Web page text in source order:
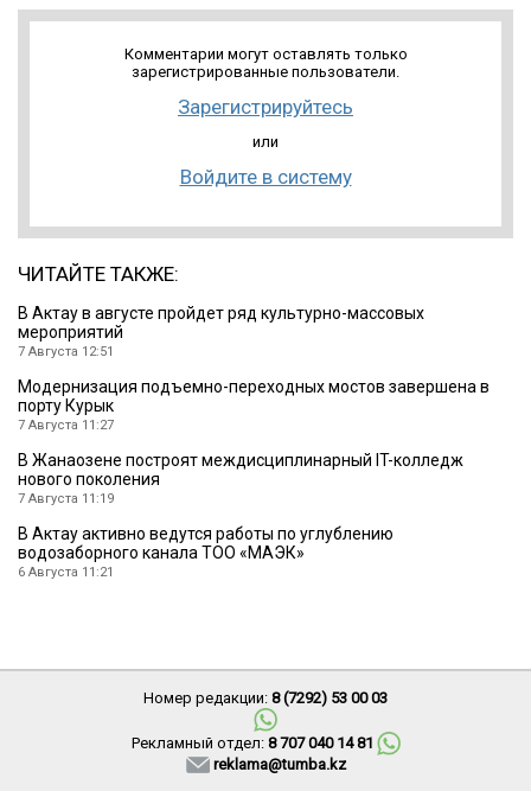
Комментарии могут оставлять только
зарегистрированные пользователи.
Зарегистрируйтесь
или
Войдите в систему
ЧИТАЙТЕ ТАКЖЕ:
В Актау в августе пройдет ряд культурно-массовых
мероприятий
7 Августа 12:51
Модернизация подъемно-переходных мостов завершена в
порту Курык
7 Августа 11:27
В Жанаозене построят междисциплинарный IT-колледж
нового поколения
7 Августа 11:19
В Актау активно ведутся работы по углублению
водозаборного канала ТОО «МАЭК»
6 Августа 11:21
Номер редакции: 8 (7292) 53 00 03
Рекламный отдел: 8 707 040 14 81
reklama@tumba.kz